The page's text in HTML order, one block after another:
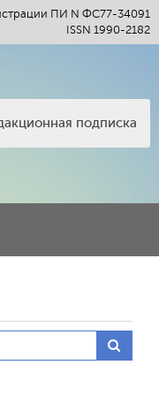
ПИ N ФС77-34091
ISSN 1990-2182
подписка